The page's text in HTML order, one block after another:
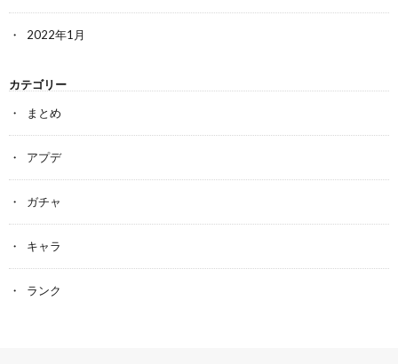
2022年1月
カテゴリー
まとめ
アプデ
ガチャ
キャラ
ランク